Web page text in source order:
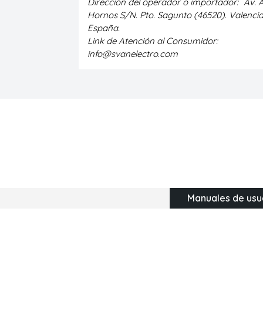
Hornos S/N. Pto. Sagunto (46520).
España.
Link de Atención al Consumidor:
info@svanelectro.com
Manuales de